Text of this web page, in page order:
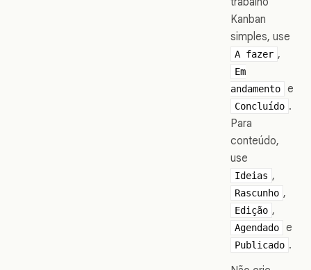
Kanban
simples, use
A fazer ,
Em
andamento
e
Concluído .
Para
conteúdo,
use
Ideias ,
Rascunho ,
Edição ,
Agendado e
Publicado .